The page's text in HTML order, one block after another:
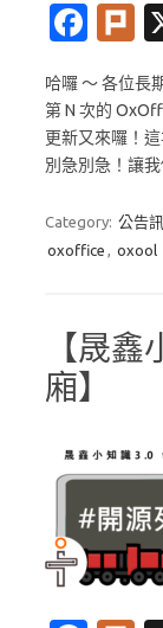
Fa
e
b
o
o
k
k
哈囉 ～ 各位長
第 N 次的
更新又來囉！
別急別急！讓
Category: 公告
oxoffice , oxool
【晟
廂】